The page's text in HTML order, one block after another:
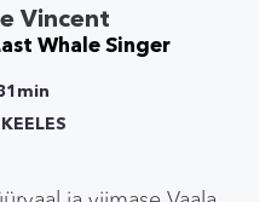
Vincent
Whale Singer